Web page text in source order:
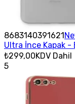
8683140391621
Ultra İnce Kapak -
₺299,00KDV Dahil
5